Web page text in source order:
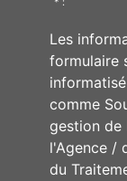
Les
formulaire
comme
gestion de
l'Agence /
du